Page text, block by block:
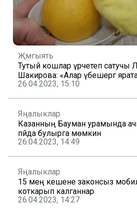
Җәмгыять
Тутый кошлар үрчетеп сатучы
Шакирова: «Алар үбешергә
26.04.2023, 15:10
Яңалыклар
Казанның Бауман урамында
пәйда булырга мөмкин
26.04.2023, 14:49
Яңалыклар
15 мең кешене законсыз
коткарып калганнар
26.04.2023, 14:27